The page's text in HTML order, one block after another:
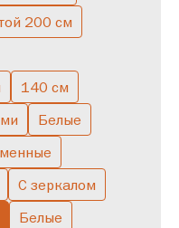
Скандинавские
Со штангой
200 см
140 см
Белые
С зеркалом
Белые